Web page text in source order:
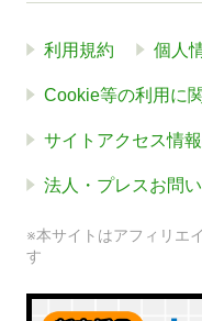
利用規約 個人
Cookie等の利用に
サイトアクセス情
法人・プレスお問
※本サイトはアフィリエ
す